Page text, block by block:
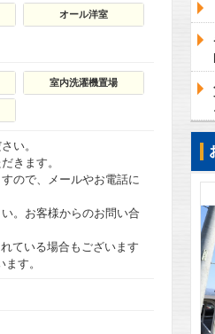
オール洋室
室内洗濯機置場
い。
きます。
ので、メールやお電話に
。お客様からのお問い合
ている場合もございます
す。